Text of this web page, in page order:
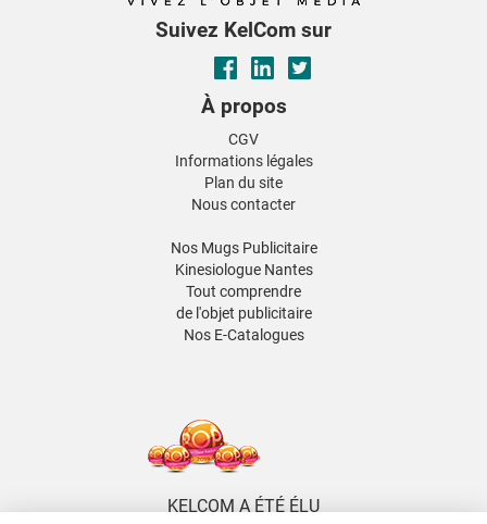
Suivez KelCom sur
À propos
CGV
Informations légales
Plan du site
Nous contacter
Nos Mugs Publicitaire
Kinesiologue Nantes
Tout comprendre
de l'objet publicitaire
Nos E-Catalogues
KELCOM A ÉTÉ ÉLU